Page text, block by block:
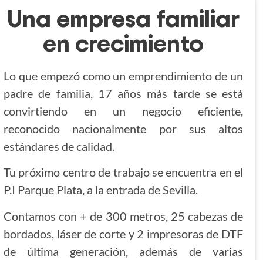
Una empresa familiar
en crecimiento
Lo que empezó como un emprendimiento de un
padre de familia, 17 años más tarde se está
convirtiendo en un negocio eficiente,
reconocido nacionalmente por sus altos
estándares de calidad.
Tu próximo centro de trabajo se encuentra en el
P.I Parque Plata, a la entrada de Sevilla.
Contamos con + de 300 metros, 25 cabezas de
bordados, láser de corte y 2 impresoras de DTF
de última generación, además de varias